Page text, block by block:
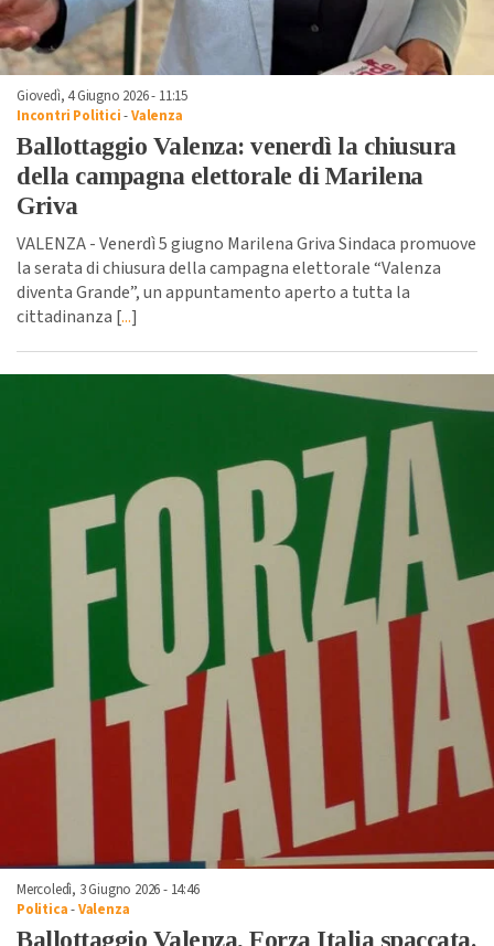
Giovedì, 4 Giugno 2026 - 11:15
Incontri Politici-Valenza
Ballottaggio Valenza: venerdì la chiusura
della campagna elettorale di Marilena
Griva
VALENZA - Venerdì 5 giugno Marilena Griva Sindaca promuove
la serata di chiusura della campagna elettorale “Valenza
diventa Grande”, un appuntamento aperto a tutta la
cittadinanza [...]
Mercoledì, 3 Giugno 2026 - 14:46
Politica-Valenza
Ballottaggio Valenza, Forza Italia spaccata.